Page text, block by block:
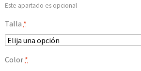
Este apartado es opcional
Talla *
Color *